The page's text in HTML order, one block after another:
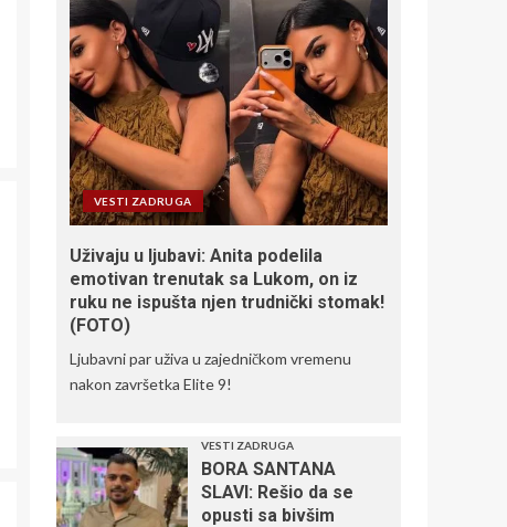
3
Nezapamćen
skandal: Fudbalski
savez plaćao usluge
za odrasle sudijama!
Oglasio se hitnim
saopštenjem
Radomir Koković
produžio ugovor sa
Verujem u put kojim
idemo
5
BRAZIL ZA
vaterpolisti protiv
Hrvatske u Zagrebu
za plasman u finale!
VESTI ZADRUGA
Uživaju u ljubavi: Anita podelila
emotivan trenutak sa Lukom, on iz
ruku ne ispušta njen trudnički stomak!
(FOTO)
Ljubavni par uživa u zajedničkom vremenu
nakon završetka Elite 9!
VESTI ZADRUGA
BORA SANTANA
SLAVI: Rešio da se
opusti sa bivšim